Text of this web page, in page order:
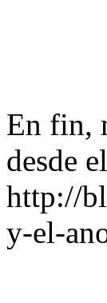
En fin,
desde
http://
y-el-